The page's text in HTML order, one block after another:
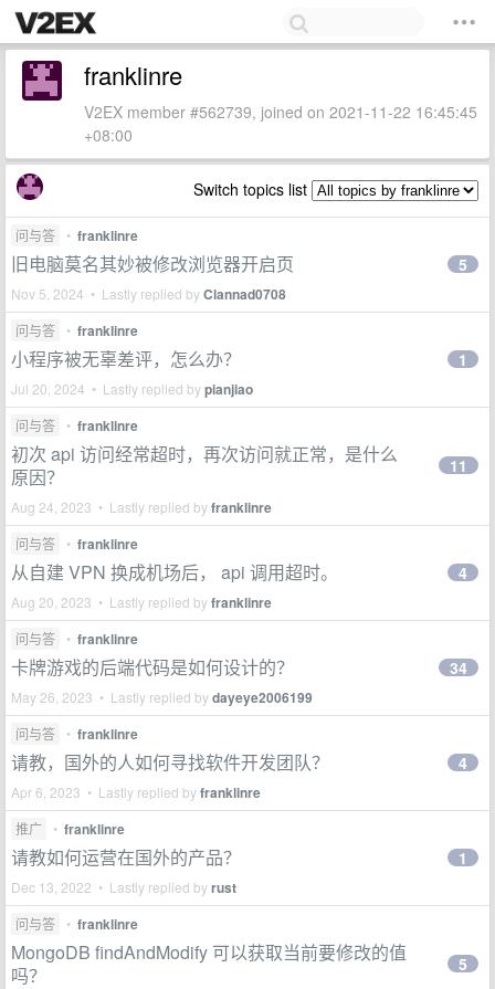
franklinre
V2EX member #562739, joined on 2021-11-22 16:45:45
+08:00
Switch topics list
问与答 • franklinre
旧电脑莫名其妙被修改浏览器开启页
Nov 5, 2024 • Lastly replied byClannad0708
5
问与答 • franklinre
小程序被无辜差评，怎么办？
Jul 20, 2024 • Lastly replied bypianjiao
1
问与答 • franklinre
初次 api 访问经常超时，再次访问就正常，是什么
原因？
Aug 24, 2023 • Lastly replied byfranklinre
11
问与答 • franklinre
从自建 VPN 换成机场后， api 调用超时。
Aug 20, 2023 • Lastly replied byfranklinre
4
问与答 • franklinre
卡牌游戏的后端代码是如何设计的？
May 26, 2023 • Lastly replied bydayeye2006199
34
问与答 • franklinre
请教，国外的人如何寻找软件开发团队？
Apr 6, 2023 • Lastly replied byfranklinre
4
推广 • franklinre
请教如何运营在国外的产品？
Dec 13, 2022 • Lastly replied byrust
1
问与答 • franklinre
MongoDB findAndModify 可以获取当前要修改的值
吗？
5